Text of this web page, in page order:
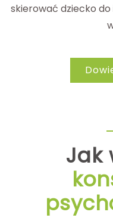
skierować dziecko
Jak